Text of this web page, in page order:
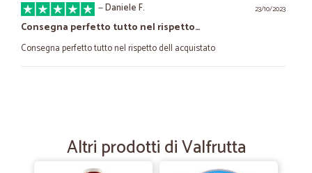
23/10/2023
—Daniele F.
Consegna perfetto tutto nel rispetto…
Consegna perfetto tutto nel rispetto dell acquistato
Altri prodotti di Valfrutta